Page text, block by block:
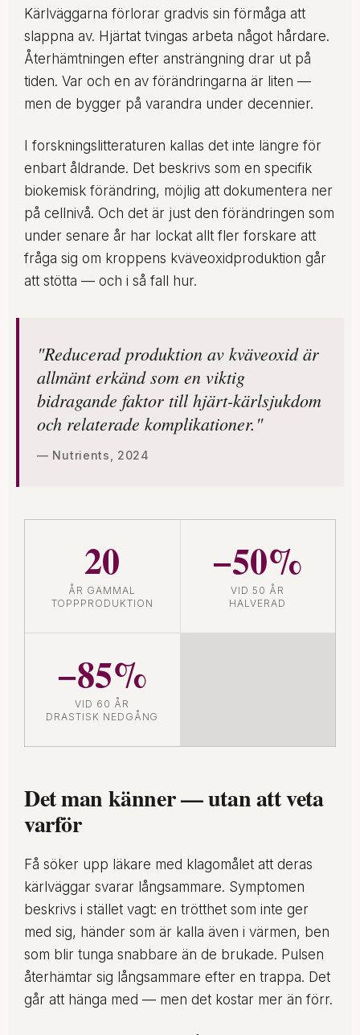
Kärlväggarna förlorar gradvis sin förmåga att
slappna av. Hjärtat tvingas arbeta något hårdare.
Återhämtningen efter ansträngning drar ut på
tiden. Var och en av förändringarna är liten —
men de bygger på varandra under decennier.
I forskningslitteraturen kallas det inte längre för
enbart åldrande. Det beskrivs som en specifik
biokemisk förändring, möjlig att dokumentera ner
på cellnivå. Och det är just den förändringen som
under senare år har lockat allt fler forskare att
fråga sig om kroppens kväveoxidproduktion går
att stötta — och i så fall hur.
"Reducerad produktion av kväveoxid är
allmänt erkänd som en viktig
bidragande faktor till hjärt-kärlsjukdom
och relaterade komplikationer."
— Nutrients, 2024
20
ÅR GAMMAL
TOPPPRODUKTION
−50%
VID 50 ÅR
HALVERAD
−85%
VID 60 ÅR
DRASTISK NEDGÅNG
Det man känner — utan att veta
varför
Få söker upp läkare med klagomålet att deras
kärlväggar svarar långsammare. Symptomen
beskrivs i stället vagt: en trötthet som inte ger
med sig, händer som är kalla även i värmen, ben
som blir tunga snabbare än de brukade. Pulsen
återhämtar sig långsammare efter en trappa. Det
går att hänga med — men det kostar mer än förr.